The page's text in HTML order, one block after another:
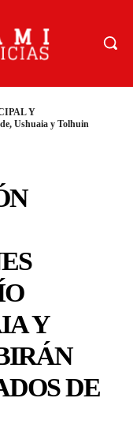
Y
Ushuaia y Tolhuin
Y
DE